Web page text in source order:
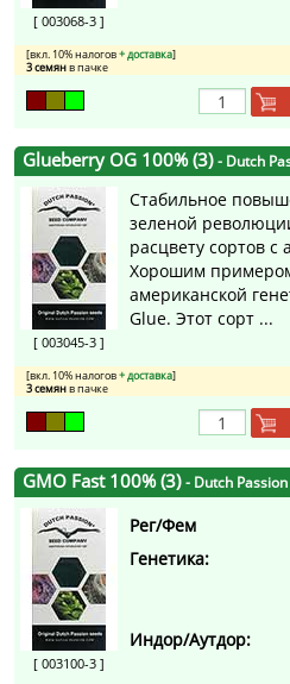
[ 003068-3 ]
[вкл. 10% налогов+ доставка]
3 семянв пачке
Glueberry OG 100% (3)- Dutch
[ 003045-3 ]
Стабильное
зеленой
расцвету сортов с
Хорошим
американской
Glue. Этот сорт ...
[вкл. 10% налогов+ доставка]
3 семянв пачке
GMO Fast 100% (3)- Dutch Passion
[ 003100-3 ]
Рег/Фем
Генетика:
Индор/Аутдор: